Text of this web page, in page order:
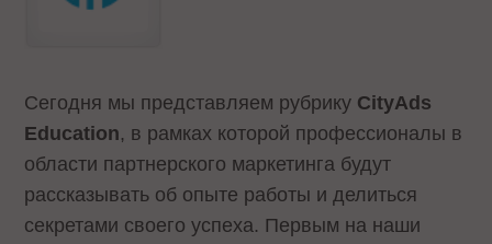
Сегодня мы представляем рубрику CityAds
Education, в рамках которой профессионалы в
области партнерского маркетинга будут
рассказывать об опыте работы и делиться
секретами своего успеха. Первым на наши